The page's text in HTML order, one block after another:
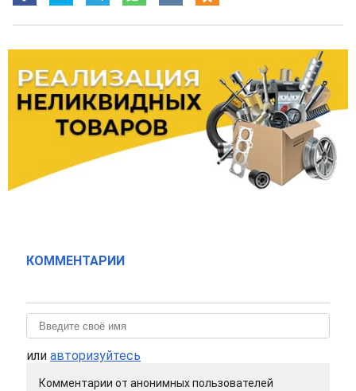
КОММЕНТАРИИ
или авторизуйтесь
Комментарии от анонимных пользователей